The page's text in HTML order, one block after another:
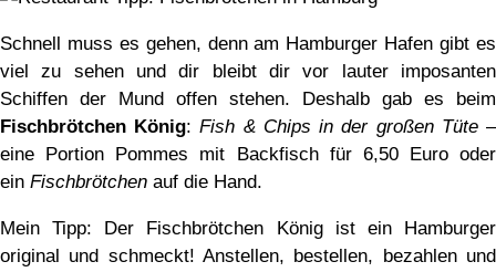
Schnell muss es gehen, denn am Hamburger Hafen gibt es
viel zu sehen und dir bleibt dir vor lauter imposanten
Schiffen der Mund offen stehen. Deshalb gab es beim
Fischbrötchen König:Fish & Chips in der großen Tüte–
eine Portion Pommes mit Backfisch für 6,50 Euro oder
ein Fischbrötchen auf die Hand.
Mein Tipp: Der Fischbrötchen König ist ein Hamburger
original und schmeckt! Anstellen, bestellen, bezahlen und